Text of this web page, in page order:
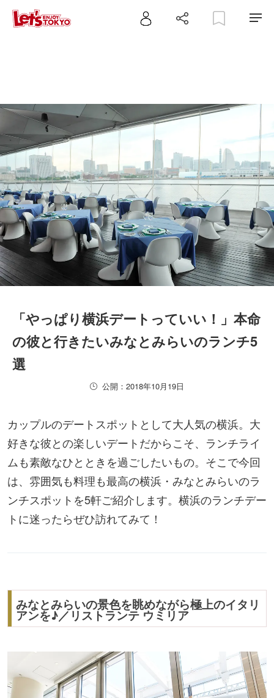
「やっぱり横浜デートっていい！」本命
の彼と行きたいみなとみらいのランチ5
選
公開：2018年10月19日
カップルのデートスポットとして大人気の横浜。大
好きな彼との楽しいデートだからこそ、ランチライ
ムも素敵なひとときを過ごしたいもの。そこで今回
は、雰囲気も料理も最高の横浜・みなとみらいのラ
ンチスポットを5軒ご紹介します。横浜のランチデー
トに迷ったらぜひ訪れてみて！
みなとみらいの景色を眺めながら極上のイタリ
アンを♪／リストランテ ウミリア